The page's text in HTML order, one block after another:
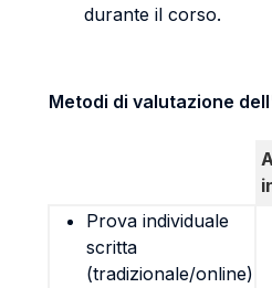
durante il corso.
Metodi di valutazione
Prova individuale
scritta
(tradizionale/online)